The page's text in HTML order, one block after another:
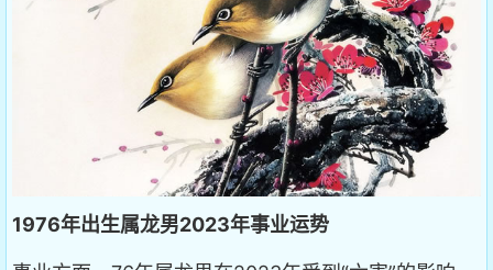
1976年出生属龙男2023年事业运势